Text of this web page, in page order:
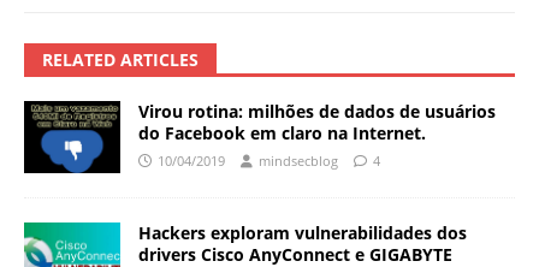
RELATED ARTICLES
Virou rotina: milhões de dados de usuários
do Facebook em claro na Internet.
10/04/2019 mindsecblog 4
Hackers exploram vulnerabilidades dos
drivers Cisco AnyConnect e GIGABYTE